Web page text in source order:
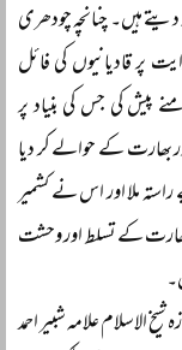
دیتے ہیں۔ چنانچہ چودھری
پر قادیانیوں کی فائل
پیش کی جس کی بنیاد پر
بھارت کے حوالے کر دیا
ملا اور اس نے کشمیر
بھارت کے تسلط اور وحشت
شیخ الاسلام علامہ شبیر احمد